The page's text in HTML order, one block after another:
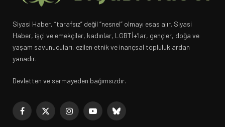
Siyasi Haber, “tarafsız” değil “nesnel” olmayı esas alır. Siyasi
Haber, işçi ve emekçiler, kadınlar, LGBTİ+’lar, gençler, doğa ve
yaşam savunucuları, ezilen etnik ve inançsal topluluklardan
yanadır.
Devletten ve sermayeden bağımsızdır.
Facebook
X
InstagramYouTubeBluesky